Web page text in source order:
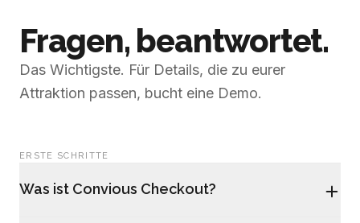
Fragen, beantwortet.
Das Wichtigste. Für Details, die zu eurer
Attraktion passen, bucht eine Demo.
ERSTE SCHRITTE
Was ist Convious Checkout?